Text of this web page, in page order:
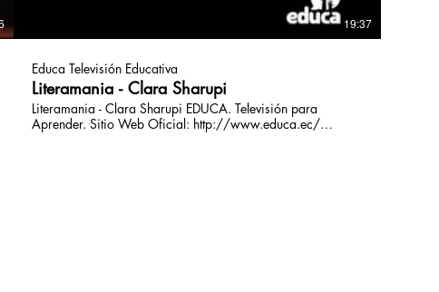
19:37
Educa Televisión Educativa
Literamania - Clara Sharupi
Literamania - Clara Sharupi EDUCA. Televisión para
Aprender. Sitio Web Oficial: http://www.educa.ec/